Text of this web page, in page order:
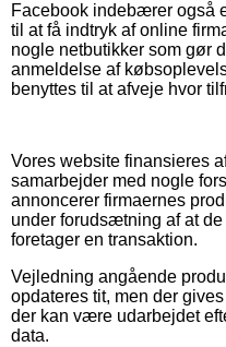
Facebook indebærer også
til at få indtryk af online
nogle netbutikker som gør
anmeldelse af
benyttes til at afveje hvor
Vores website finansieres
samarbejder med nogle
annoncerer firmaernes
under forudsætning af at
foretager en transaktion.
Vejledning angående
opdateres tit, men der
der kan være udarbejdet
data.